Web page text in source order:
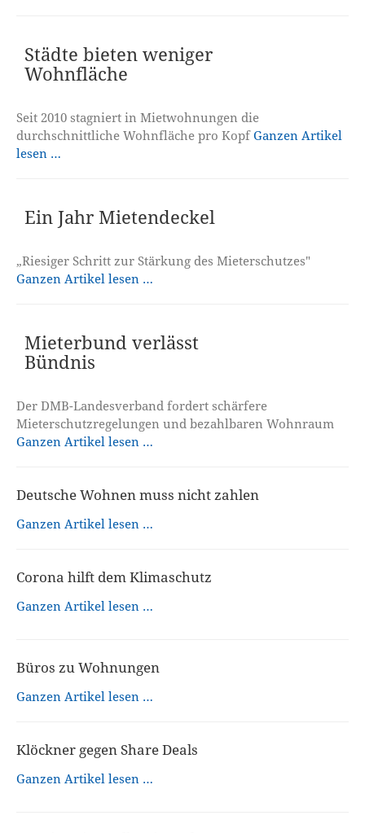
Städte bieten weniger
Wohnfläche
Seit 2010 stagniert in Mietwohnungen die
durchschnittliche Wohnfläche pro KopfGanzen Artikel
lesen …
Ein Jahr Mietendeckel
„Riesiger Schritt zur Stärkung des Mieterschutzes"
Ganzen Artikel lesen …
Mieterbund verlässt
Bündnis
Der DMB-Landesverband fordert schärfere
Mieterschutzregelungen und bezahlbaren Wohnraum
Ganzen Artikel lesen …
Deutsche Wohnen muss nicht zahlen
Ganzen Artikel lesen …
Corona hilft dem Klimaschutz
Ganzen Artikel lesen …
Büros zu Wohnungen
Ganzen Artikel lesen …
Klöckner gegen Share Deals
Ganzen Artikel lesen …